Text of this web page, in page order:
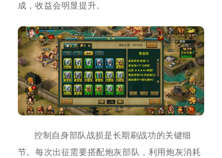
成，收益会明显提升。
控制自身部队战损是长期刷战功的关键细
节。每次出征需要搭配炮灰部队，利用炮灰消耗